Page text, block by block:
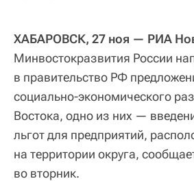
ХАБАРОВСК, 27 ноя — РИА
Минвостокразвития России
в правительство РФ
социально-экономического
Востока, одно из них —
льгот для предприятий,
на территории округа,
во вторник.